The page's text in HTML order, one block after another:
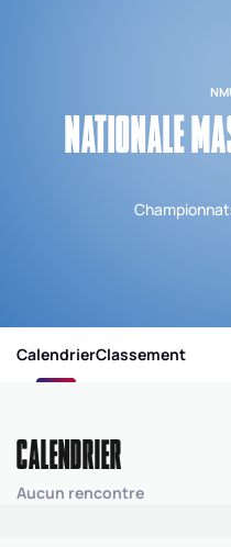
NATIONALE
CalendrierClassement
CALENDRIER
Aucun rencontre